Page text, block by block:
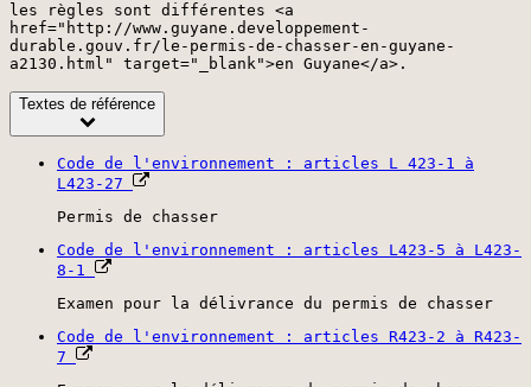
les règles sont différentes <a
href="http://www.guyane.developpement-
durable.gouv.fr/le-permis-de-chasser-en-guyane-
a2130.html" target="_blank">en Guyane</a>.
Textes de référence
Code de l'environnement : articles L 423-1 à
L423-27
Permis de chasser
Code de l'environnement : articles L423-5 à L423-
8-1
Examen pour la délivrance du permis de chasser
Code de l'environnement : articles R423-2 à R423-
7